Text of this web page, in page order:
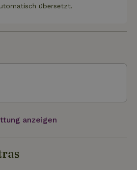
das Hijkerveld, das
Westerbork und das
In der Nähe gibt es auch
in denen du ganz einfach
kannst.
übersetzt.
anzeigen